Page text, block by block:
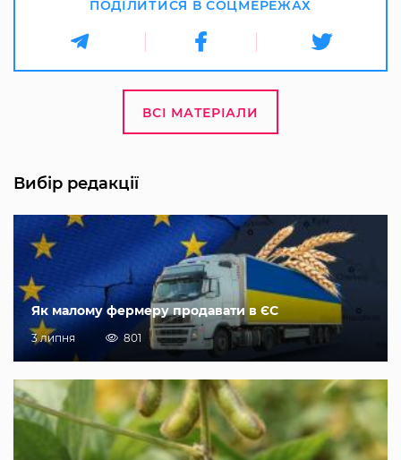
ПОДІЛИТИСЯ В СОЦМЕРЕЖАХ
ВСІ МАТЕРІАЛИ
Вибір редакції
Як малому фермеру продавати в ЄС
3 липня 801